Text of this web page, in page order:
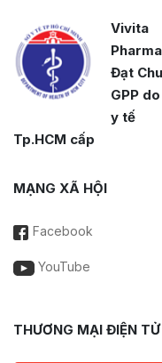
Vivita
Đạt
GPP
y tế
Tp.HCM cấp
MẠNG XÃ HỘI
Facebook
YouTube
THƯƠNG MẠI ĐIỆN TỬ